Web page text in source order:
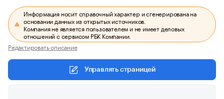
Информация носит справочный характер и сгенерирована на
основании данных из открытых источников.
Компания не является пользователем и не имеет деловых
отношений с сервисом РБК Компании.
Редактировать описание
Управлять страницей